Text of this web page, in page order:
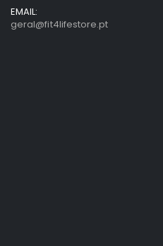
EMAIL:
geral@fit4lifestore.pt